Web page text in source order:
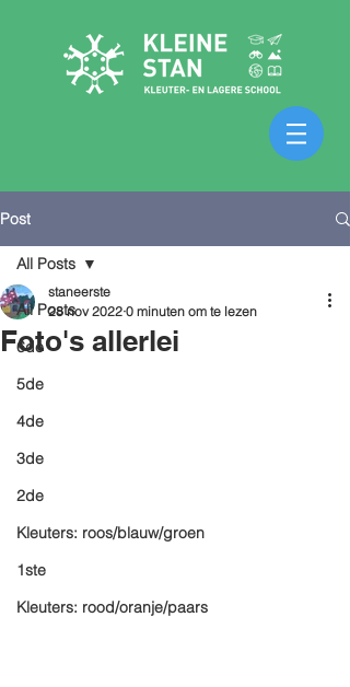
Post
All Posts
6de
5de
4de
3de
2de
Kleuters: roos/blauw/groen
1ste
Kleuters: rood/oranje/paars
All Posts
Foto's allerlei
staneerste
28 nov 2022 0 minuten om te lezen